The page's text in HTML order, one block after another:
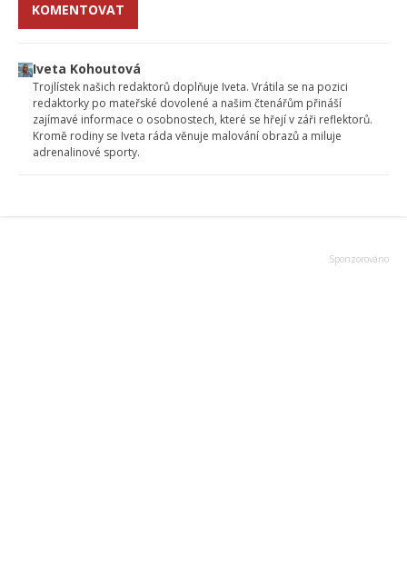
KOMENTOVAT
Iveta Kohoutová
Trojlístek našich redaktorů doplňuje Iveta. Vrátila se na pozici
redaktorky po mateřské dovolené a našim čtenářům přináší
zajímavé informace o osobnostech, které se hřejí v záři reflektorů.
Kromě rodiny se Iveta ráda věnuje malování obrazů a miluje
adrenalinové sporty.